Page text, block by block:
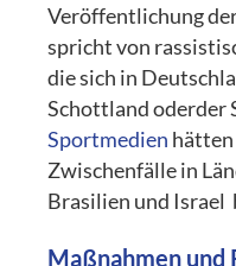
Veröffentlichung
spricht von
die sich in
Schottland oderder
Sportmedien hätten
Zwischenfälle in
Brasilien und Israel
Maßnahmen und